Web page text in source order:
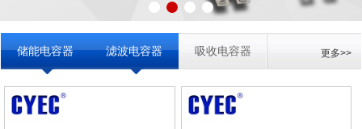
储能电容器 滤波电容器 吸收电容器 更多>>